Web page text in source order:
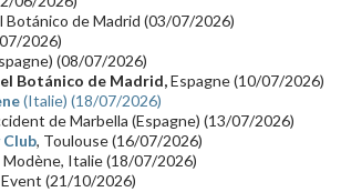
Cinéma
Belgique(15)
Astronomie (14)
2024(14) Chine(13)
Botánico de Madrid (03/07/2026)
2026)
(08/07/2026)
Botánico de Madrid,Espagne (10/07/2026)
(Italie) (18/07/2026)
de Marbella (Espagne) (13/07/2026)
Club, Toulouse (16/07/2026)
Modène, Italie (18/07/2026)
(21/10/2026)